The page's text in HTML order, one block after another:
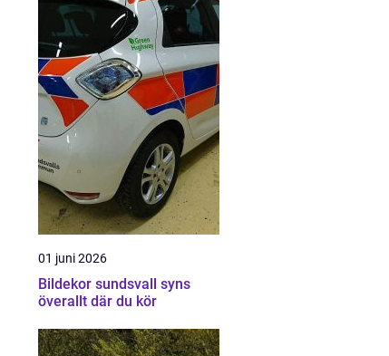
01 juni 2026
Bildekor sundsvall syns
överallt där du kör